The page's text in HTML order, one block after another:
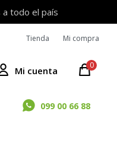
todo el país
099 00 66 88
0
Tienda Mi compra